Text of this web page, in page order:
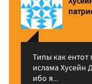
Типы как ентот
ислама Хусейн
ибо я...